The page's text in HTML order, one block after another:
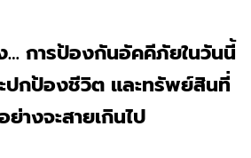
… การป้องกันอัคคีภัยในวันนี้
ะปกป้องชีวิต และทรัพย์สินที่
งจะสายเกินไป